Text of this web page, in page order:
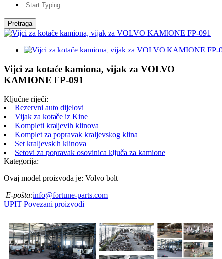
Pretraga
Vijci za kotače kamiona, vijak za VOLVO
KAMIONE FP-091
Ključne riječi:
Rezervni auto dijelovi
Vijak za kotače iz Kine
Kompleti kraljevih klinova
Komplet za popravak kraljevskog klina
Set kraljevskih klinova
Setovi za popravak osovinica ključa za kamione
Kategorija:
Ovaj model proizvoda je: Volvo bolt
E-pošta:info@fortune-parts.com
UPIT Povezani proizvodi